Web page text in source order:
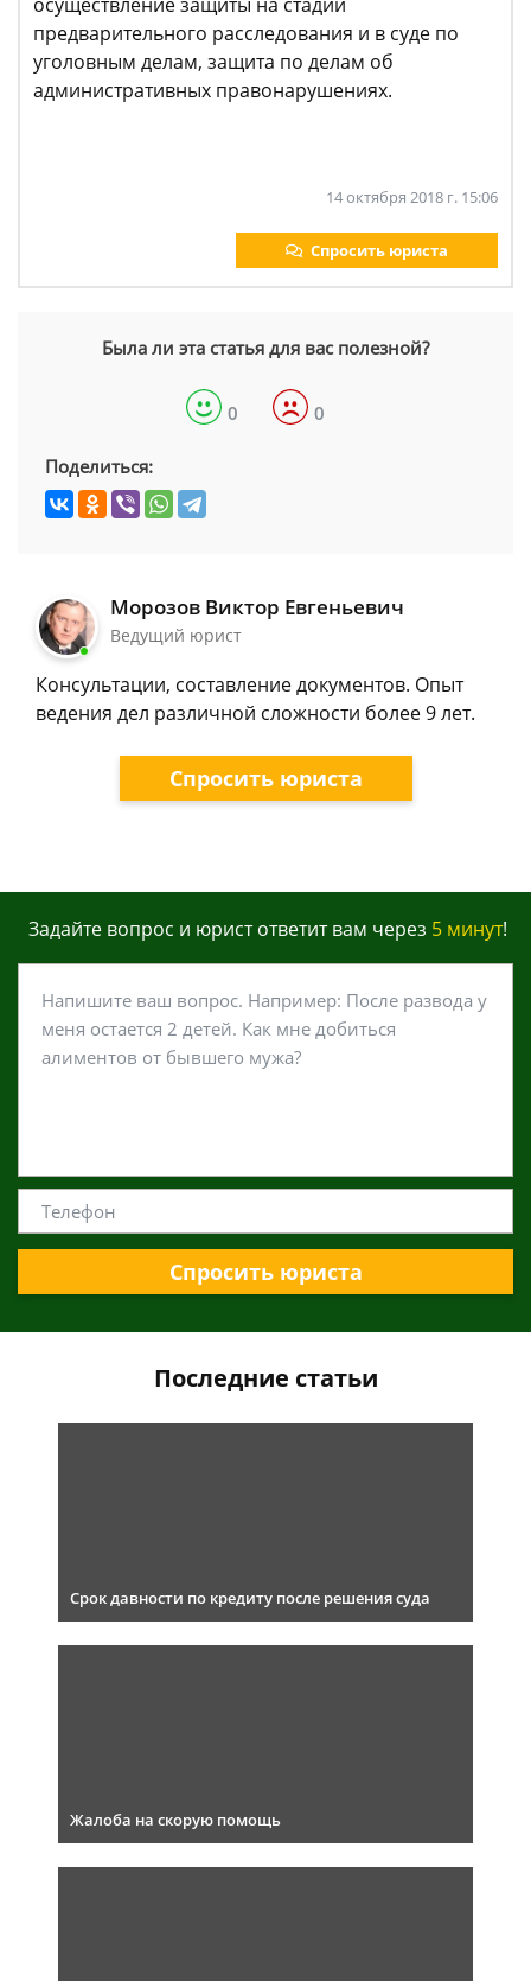
предварительного расследования и в суде по
уголовным делам, защита по делам об
административных правонарушениях.
14 октября 2018 г. 15:06
Спросить юриста
Была ли эта статья для вас полезной?
0 0
Поделиться:
Морозов Виктор Евгеньевич
Ведущий юрист
Консультации, составление документов. Опыт
ведения дел различной сложности более 9 лет.
Спросить юриста
Задайте вопрос и юрист ответит вам через 5 минут!
Спросить юриста
Последние статьи
Срок давности по кредиту после решения суда
Жалоба на скорую помощь